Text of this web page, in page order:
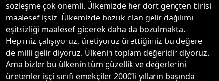
sözleşme çok önemli. Ülkemizde her dört gençten birisi
maalesef işsiz. Ülkemizde bozuk olan gelir dağılımı
eşitsizliği maalesef giderek daha da bozulmakta.
Hepimiz çalışıyoruz, üretiyoruz ürettiğimiz bu değere
de milli gelir diyoruz. Ülkenin toplam değeridir diyoruz.
Ama bizler bu ülkenin tüm güzellik ve değerlerini
üretenler işçi sınıfı emekçiler 2000’li yılların başında